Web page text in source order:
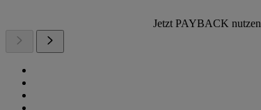
Jetzt PAYBACK nutzen